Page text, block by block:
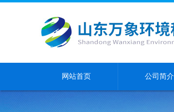
网站首页 公司简介